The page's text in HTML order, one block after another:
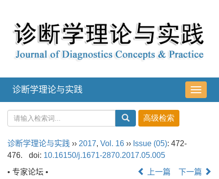
导
航
诊断学理论与实践
诊断学理论与实践 ›› 2017, Vol. 16 ›› Issue (05): 472-
476.
doi: 10.16150/j.1671-2870.2017.05.005
• 专家论坛 •
上一篇 下一篇